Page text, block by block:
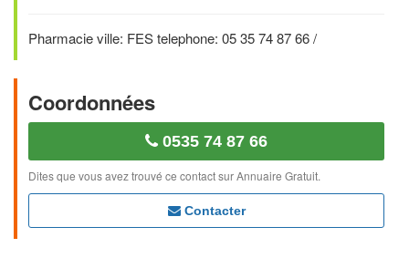
Pharmacie ville: FES telephone: 05 35 74 87 66 /
Coordonnées
0535 74 87 66
Dites que vous avez trouvé ce contact sur Annuaire Gratuit.
Contacter